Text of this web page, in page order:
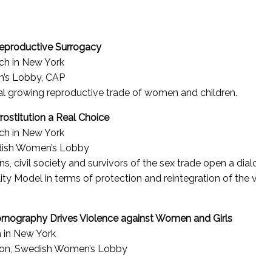
Surrogacy
in New York
Lobby, CAP
growing reproductive trade of women and children.
a Real Choice
in New York
Women’s Lobby
civil society and survivors of the sex trade open a
Model in terms of protection and reintegration of the
Drives Violence against Women and Girls
in New York
Swedish Women’s Lobby